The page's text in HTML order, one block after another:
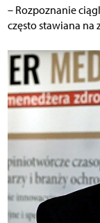
– Rozpoznanie
często stawiana na